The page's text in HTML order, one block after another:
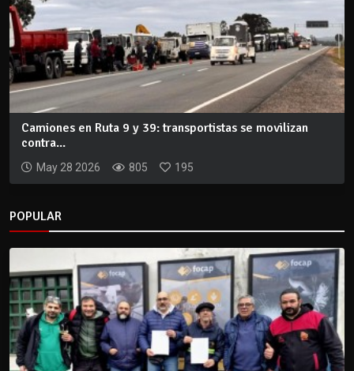
Camiones en Ruta 9 y 39: transportistas se movilizan
contra...
May 28 2026 805 195
POPULAR